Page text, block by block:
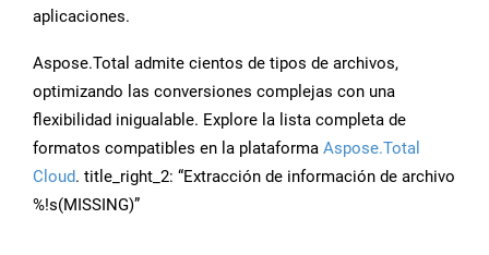
aplicaciones.
Aspose.Total admite cientos de tipos de archivos,
optimizando las conversiones complejas con una
flexibilidad inigualable. Explore la lista completa de
formatos compatibles en la plataforma Aspose.Total
Cloud. title_right_2: “Extracción de información de archivo
%!s(MISSING)”